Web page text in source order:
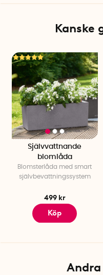
Kanske
Självvattnande
blomlåda
Blomsterlåda med smart
självbevattningssystem
499 kr
Köp